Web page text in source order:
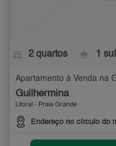
2 quartos 1
Apartamento à Venda na
Guilhermina
Litoral - Praia Grande
Endereço no círculo do